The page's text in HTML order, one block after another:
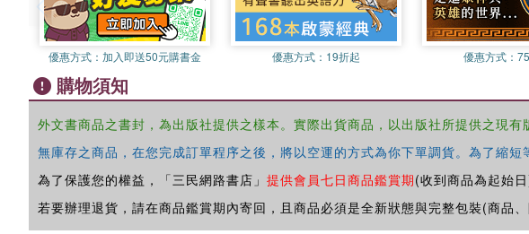
優惠方式： 加入即送50元購書金 優惠方式： 19折起 優惠方式：
購物須知
外文書商品之書封，為出版社提供之樣本。實際出貨商品，以出版社所提供之現
無庫存之商品，在您完成訂單程序之後，將以空運的方式為你下單調貨。為了縮
為了保護您的權益，「三民網路書店」 提供會員七日商品鑑賞期(收到商品為起始日)
若要辦理退貨，請在商品鑑賞期內寄回，且商品必須是全新狀態與完整包裝(商品